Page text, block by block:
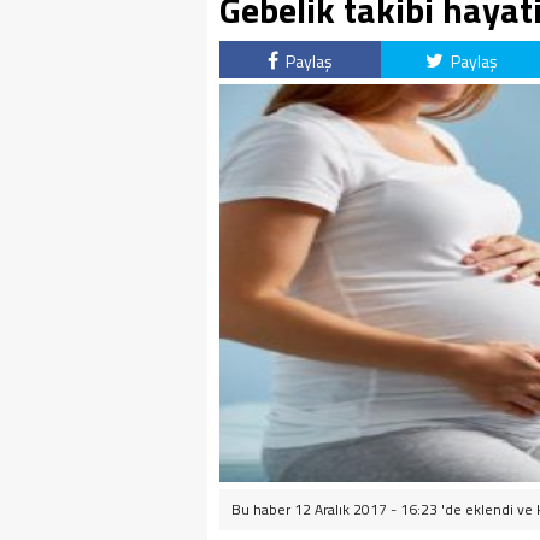
Paylaş Paylaş
Bu haber 12 Aralık 2017 - 16:23 'de eklendi ve